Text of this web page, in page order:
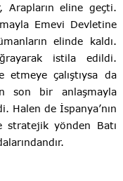
Arapların eline geçti.
Emevi Devletine
elinde kaldı.
istila edildi.
çalıştıysa da
son bir anlaşmayla
Halen de İspanya’nın
stratejik yönden Batı